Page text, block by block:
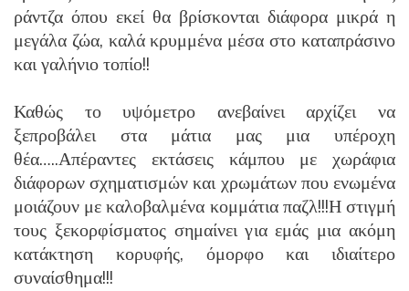
ράντζα όπου εκεί θα βρίσκονται διάφορα μικρά η
μεγάλα ζώα, καλά κρυμμένα μέσα στο καταπράσινο
και γαλήνιο τοπίο!!
Καθώς το υψόμετρο ανεβαίνει αρχίζει να
ξεπροβάλει στα μάτια μας μια υπέροχη
θέα…..Απέραντες εκτάσεις κάμπου με χωράφια
διάφορων σχηματισμών και χρωμάτων που ενωμένα
μοιάζουν με καλοβαλμένα κομμάτια παζλ!!!Η στιγμή
τους ξεκορφίσματος σημαίνει για εμάς μια ακόμη
κατάκτηση κορυφής, όμορφο και ιδιαίτερο
συναίσθημα!!!